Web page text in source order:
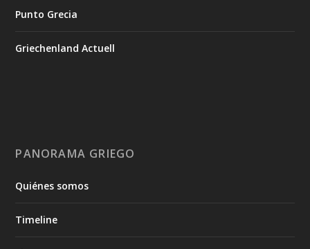
Punto Grecia
Griechenland Actuell
PANORAMA GRIEGO
Quiénes somos
Timeline